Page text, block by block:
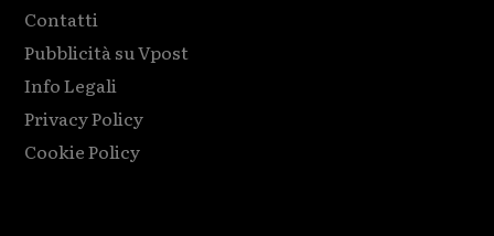
Contatti
Pubblicità su Vpost
Info Legali
Privacy Policy
Cookie Policy